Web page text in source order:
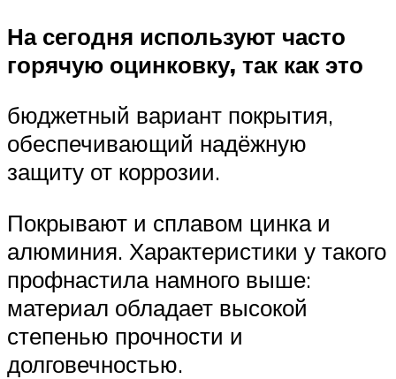
На сегодня используют часто
горячую оцинковку, так как это
бюджетный вариант покрытия,
обеспечивающий надёжную
защиту от коррозии.
Покрывают и сплавом цинка и
алюминия. Характеристики у такого
профнастила намного выше:
материал обладает высокой
степенью прочности и
долговечностью.